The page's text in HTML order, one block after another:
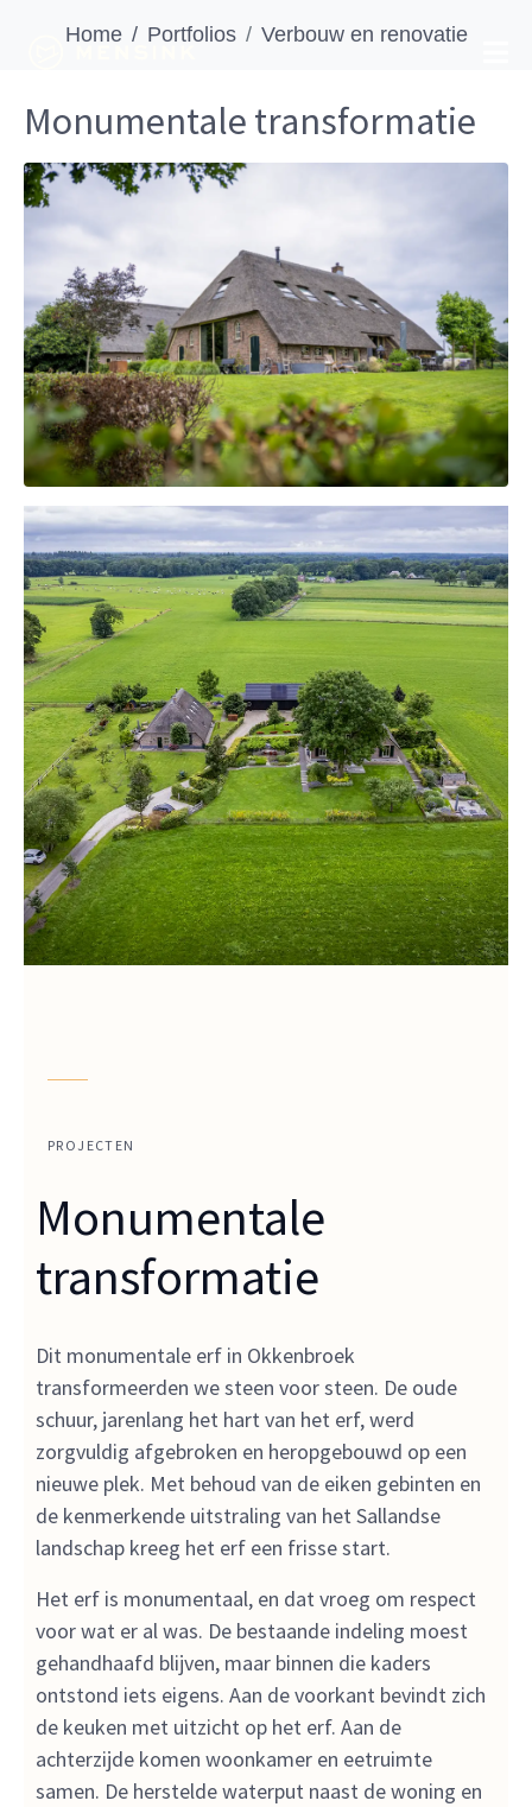
Home Portfolios Verbouw en renovatie
Monumentale transformatie
PROJECTEN
Monumentale
transformatie
Dit monumentale erf in Okkenbroek
transformeerden we steen voor steen. De oude
schuur, jarenlang het hart van het erf, werd
zorgvuldig afgebroken en heropgebouwd op een
nieuwe plek. Met behoud van de eiken gebinten en
de kenmerkende uitstraling van het Sallandse
landschap kreeg het erf een frisse start.
Het erf is monumentaal, en dat vroeg om respect
voor wat er al was. De bestaande indeling moest
gehandhaafd blijven, maar binnen die kaders
ontstond iets eigens. Aan de voorkant bevindt zich
de keuken met uitzicht op het erf. Aan de
achterzijde komen woonkamer en eetruimte
samen. De herstelde waterput naast de woning en